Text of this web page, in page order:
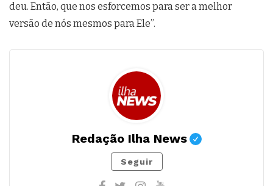
deu. Então, que nos esforcemos para ser a melhor
versão de nós mesmos para Ele”.
Redação Ilha News
Seguir